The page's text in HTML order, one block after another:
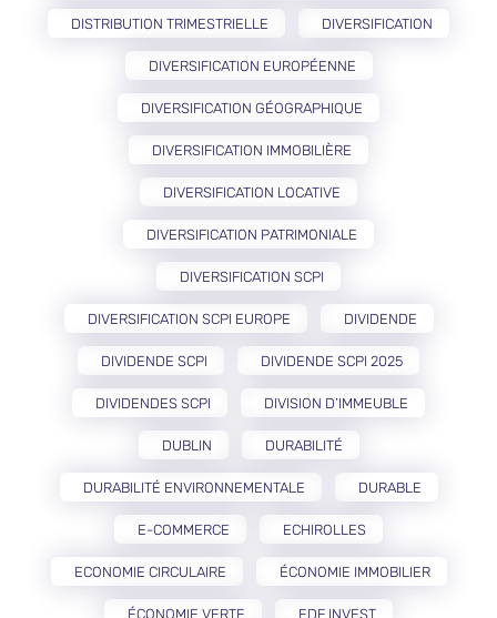
DISTRIBUTION TRIMESTRIELLE DIVERSIFICATION
DIVERSIFICATION EUROPÉENNE
DIVERSIFICATION GÉOGRAPHIQUE
DIVERSIFICATION IMMOBILIÈRE
DIVERSIFICATION LOCATIVE
DIVERSIFICATION PATRIMONIALE
DIVERSIFICATION SCPI
DIVERSIFICATION SCPI EUROPE DIVIDENDE
DIVIDENDE SCPI DIVIDENDE SCPI 2025
DIVIDENDES SCPI DIVISION D’IMMEUBLE
DUBLIN DURABILITÉ
DURABILITÉ ENVIRONNEMENTALE DURABLE
E-COMMERCE ECHIROLLES
ECONOMIE CIRCULAIRE ÉCONOMIE IMMOBILIER
ÉCONOMIE VERTE EDF INVEST